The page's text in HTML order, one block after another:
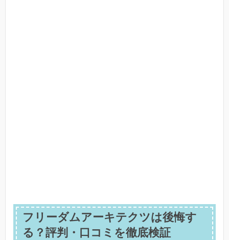
フリーダムアーキテクツは後悔す
る？評判・口コミを徹底検証